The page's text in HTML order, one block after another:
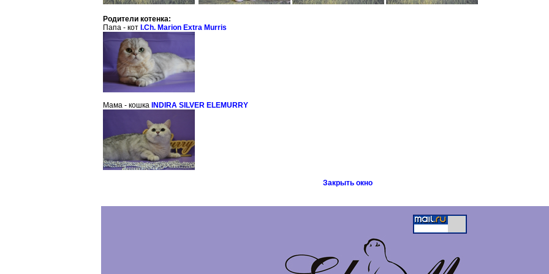
Родители котенка:
Папа - кот I.Ch. Marion Extra Murris
Мама - кошка INDIRA SILVER ELEMURRY
Закрыть окно